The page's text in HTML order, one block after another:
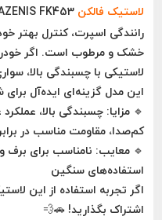
لاستیک فالکن 255/45R18 AZENIS FK453
رانندگی اسپرت، کنترل بهتر
خشک و مرطوب است. اگر
لاستیکی باچسبندگی بالا،
این مدل گزینه‌ای ایده‌آل
🔹مزایا: چسبندگی بالا،
کم‌صدا، مقاومت مناسب در
🔹معایب: نامناسب برای
استفاده‌های سنگین
اگر تجربه استفاده از این
اشتراک بگذارید! 🚗💨